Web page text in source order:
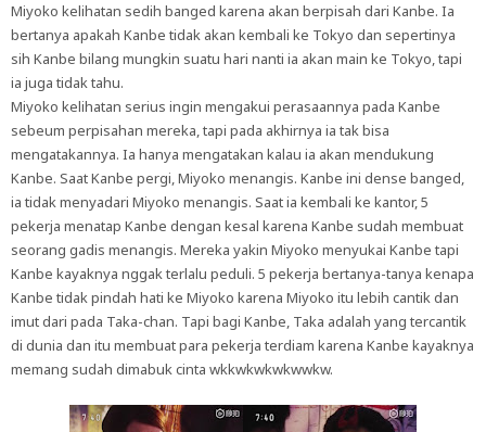
Miyoko kelihatan sedih banged karena akan berpisah dari Kanbe. Ia
bertanya apakah Kanbe tidak akan kembali ke Tokyo dan sepertinya
sih Kanbe bilang mungkin suatu hari nanti ia akan main ke Tokyo, tapi
ia juga tidak tahu.
Miyoko kelihatan serius ingin mengakui perasaannya pada Kanbe
sebeum perpisahan mereka, tapi pada akhirnya ia tak bisa
mengatakannya. Ia hanya mengatakan kalau ia akan mendukung
Kanbe. Saat Kanbe pergi, Miyoko menangis. Kanbe ini dense banged,
ia tidak menyadari Miyoko menangis. Saat ia kembali ke kantor, 5
pekerja menatap Kanbe dengan kesal karena Kanbe sudah membuat
seorang gadis menangis. Mereka yakin Miyoko menyukai Kanbe tapi
Kanbe kayaknya nggak terlalu peduli. 5 pekerja bertanya-tanya kenapa
Kanbe tidak pindah hati ke Miyoko karena Miyoko itu lebih cantik dan
imut dari pada Taka-chan. Tapi bagi Kanbe, Taka adalah yang tercantik
di dunia dan itu membuat para pekerja terdiam karena Kanbe kayaknya
memang sudah dimabuk cinta wkkwkwkwkwwkw.